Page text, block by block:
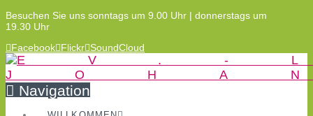
Besuchen Sie uns sonntags um 9.00 Uhr | donnerstags um
19.30 Uhr
Facebook Flickr SoundCloud
Navigation